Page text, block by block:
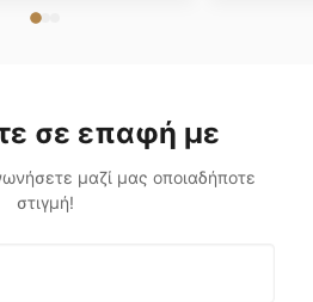
distribution
σε επαφή με
μαζί μας οποιαδήποτε
στιγμή!